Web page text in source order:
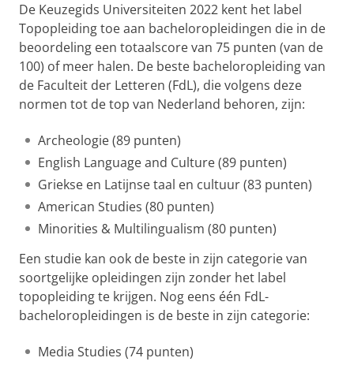
De Keuzegids Universiteiten 2022 kent het label
Topopleiding toe aan bacheloropleidingen die in de
beoordeling een totaalscore van 75 punten (van de
100) of meer halen. De beste bacheloropleiding van
de Faculteit der Letteren (FdL), die volgens deze
normen tot de top van Nederland behoren, zijn:
Archeologie (89 punten)
English Language and Culture (89 punten)
Griekse en Latijnse taal en cultuur (83 punten)
American Studies (80 punten)
Minorities & Multilingualism (80 punten)
Een studie kan ook de beste in zijn categorie van
soortgelijke opleidingen zijn zonder het label
topopleiding te krijgen. Nog eens één FdL-
bacheloropleidingen is de beste in zijn categorie:
Media Studies (74 punten)